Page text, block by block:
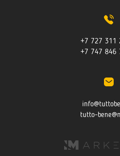
+7 727 311
+7 747 846
tutto-